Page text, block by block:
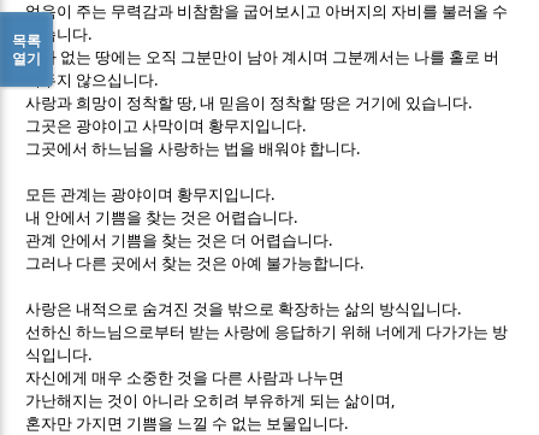
없음이 주는 무력감과 비참함을 굽어보시고 아버지의 자비를 불러올 수
있습니다.
내가 없는 땅에는 오직 그분만이 남아 계시며 그분께서는 나를 홀로 버
려두지 않으십니다.
사랑과 희망이 정착할 땅,내 믿음이 정착할 땅은 거기에 있습니다.
그곳은 광야이고 사막이며 황무지입니다.
그곳에서 하느님을 사랑하는 법을 배워야 합니다.
모든 관계는 광야이며 황무지입니다.
내 안에서 기쁨을 찾는 것은 어렵습니다.
관계 안에서 기쁨을 찾는 것은 더 어렵습니다.
그러나 다른 곳에서 찾는 것은 아예 불가능합니다.
사랑은 내적으로 숨겨진 것을 밖으로 확장하는 삶의 방식입니다.
선하신 하느님으로부터 받는 사랑에 응답하기 위해 너에게 다가가는 방
식입니다.
자신에게 매우 소중한 것을 다른 사람과 나누면
가난해지는 것이 아니라 오히려 부유하게 되는 삶이며 ,
혼자만 가지면 기쁨을 느낄 수 없는 보물입니다.
목록
열기